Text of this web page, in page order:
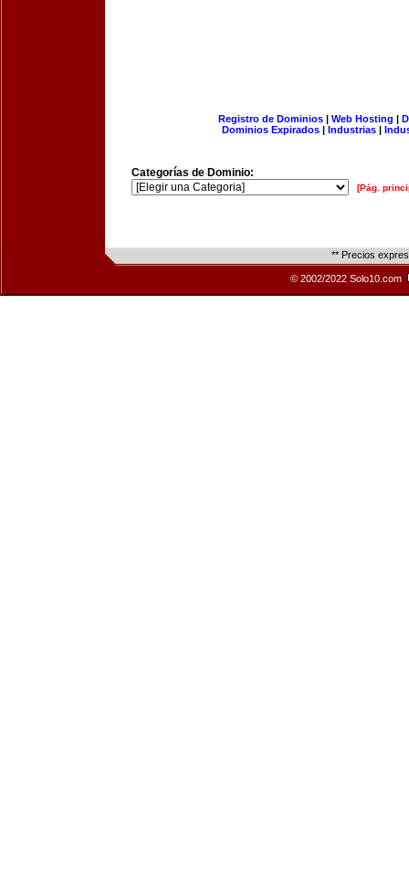
Registro de Dominios| Web Hosting |
Dominios Expirados | Industrias |
Categorías de Dominio:
[Pág.
** Precios
© 2002/2022 Solo10.com